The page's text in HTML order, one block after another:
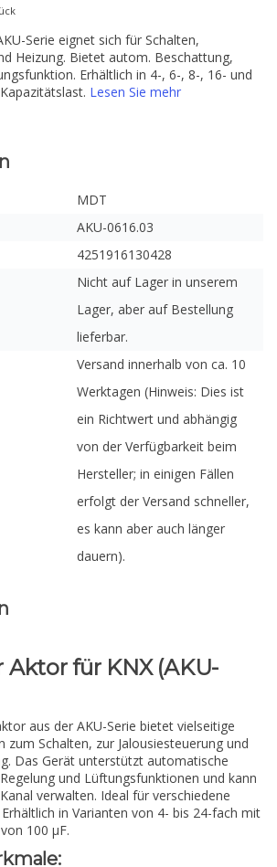
Serie eignet sich für Schalten,
Heizung. Bietet autom. Beschattung,
Erhältlich in 4-, 6-, 8-, 16- und
Lesen Sie mehr
MDT
AKU-0616.03
4251916130428
Nicht auf Lager in unserem
Lager, aber auf Bestellung
lieferbar.
Versand innerhalb von ca. 10
Werktagen (Hinweis: Dies ist
ein Richtwert und abhängig
von der Verfügbarkeit beim
Hersteller; in einigen Fällen
erfolgt der Versand schneller,
es kann aber auch länger
dauern).
Aktor für KNX (AKU-
aus der AKU-Serie bietet vielseitige
zum Schalten, zur Jalousiesteuerung und
Das Gerät unterstützt automatische
und Lüftungsfunktionen und kann
verwalten. Ideal für verschiedene
in Varianten von 4- bis 24-fach mit
100 µF.